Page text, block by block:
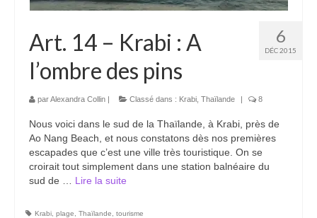
6
DÉC 2015
Art. 14 – Krabi : A
l’ombre des pins
parAlexandra Collin | Classé dans : Krabi Thaïlande | 8
Nous voici dans le sud de la Thaïlande, à Krabi, près de
Ao Nang Beach, et nous constatons dès nos premières
escapades que c’est une ville très touristique. On se
croirait tout simplement dans une station balnéaire du
sud de … Lire la suite­­
Krabi plage Thaïlande tourisme